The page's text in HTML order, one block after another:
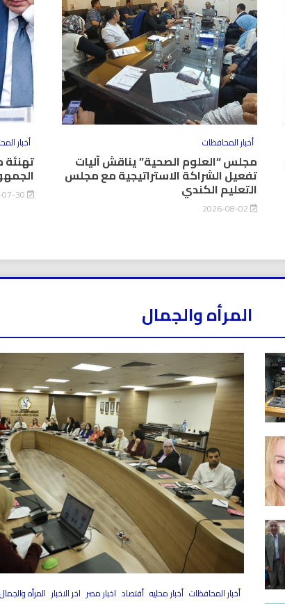
أخبار المحافظات
مجلس “العلوم الصحية” يناقش آليات
تفعيل الشراكة الاستراتيجية مع مجلس
التعليم الكندي
أخبار
تهنئة
المرأه والجمال
أخبار المحافظات أخبار محليه أقتصاد اخبار مصر اخر الاخبار المرأه والجمال